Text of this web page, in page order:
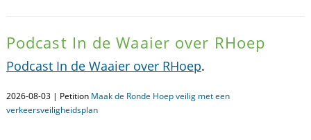
Podcast In de Waaier over RHoep
Podcast In de Waaier over RHoep.
2026-08-03 | Petition Maak de Ronde Hoep veilig met een
verkeersveiligheidsplan